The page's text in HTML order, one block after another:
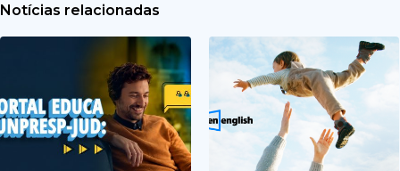
Notícias relacionadas